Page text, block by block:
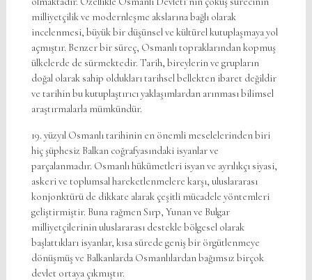
milliyetçilik ve modernleşme akslarına bağlı olarak
incelenmesi, büyük bir düşünsel ve kültürel kutuplaşmaya yol
açmıştır. Benzer bir süreç, Osmanlı topraklarından kopmuş
ülkelerde de sürmektedir. Tarih, bireylerin ve grupların
doğal olarak sahip oldukları tarihsel bellekten ibaret değildir
ve tarihin bu kutuplaştırıcı yaklaşımlardan arınması bilimsel
araştırmalarla mümkündür.
19. yüzyıl Osmanlı tarihinin en önemli meselelerinden biri
hiç şüphesiz Balkan coğrafyasındaki isyanlar ve
parçalanmadır. Osmanlı hükümetleri isyan ve ayrılıkçı siyasi,
askeri ve toplumsal hareketlenmelere karşı, uluslararası
konjonktürü de dikkate alarak çeşitli mücadele yöntemleri
geliştirmiştir. Buna rağmen Sırp, Yunan ve Bulgar
milliyetçilerinin uluslararası destekle bölgesel olarak
başlattıkları isyanlar, kısa sürede geniş bir örgütlenmeye
dönüşmüş ve Balkanlarda Osmanlılardan bağımsız birçok
devlet ortaya çıkmıştır.